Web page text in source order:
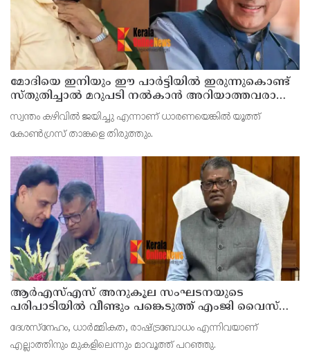
മോദിയെ ഇനിയും ഈ പാര്‍ട്ടിയില്‍ ഇരുന്നുകൊണ്ട്
സ്തുതിച്ചാല്‍ മറുപടി നല്‍കാന്‍ അറിയാത്തവരാണ്
യൂത്ത് കോണ്‍ഗ്രസുകാര്‍ എന്ന് കരുതേണ്ട ; ശശി
തരൂരിനെതിരെ യൂത്ത് കോണ്‍ഗ്രസ് നേതാവ്
സ്വന്തം കഴിവില്‍ ജയിച്ചു എന്നാണ് ധാരണയെങ്കില്‍ യൂത്ത്
കോണ്‍ഗ്രസ് താങ്കളെ തിരുത്തും.
ആര്‍എസ്എസ് അനുകൂല സംഘടനയുടെ
പരിപാടിയില്‍ വീണ്ടും പങ്കെടുത്ത് എംജി വൈസ്
ചാന്‍സലര്‍ ഡോ. ഡി മാവൂത്ത്
ദേശസ്നേഹം, ധാര്‍മ്മികത, രാഷ്ട്രബോധം എന്നിവയാണ്
എല്ലാത്തിനും മുകളിലെന്നും മാവൂത്ത് പറഞ്ഞു.